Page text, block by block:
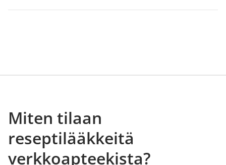
Miten tilaan
reseptilääkkeitä
verkkoapteekista?